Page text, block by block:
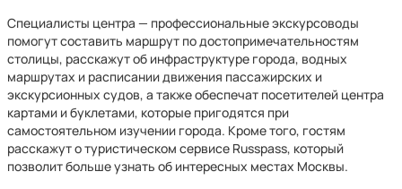
Специалисты центра — профессиональные экскурсоводы
помогут составить маршрут по достопримечательностям
столицы, расскажут об инфраструктуре города, водных
маршрутах и расписании движения пассажирских и
экскурсионных судов, а также обеспечат посетителей центра
картами и буклетами, которые пригодятся при
самостоятельном изучении города. Кроме того, гостям
расскажут о туристическом сервисе Russpass, который
позволит больше узнать об интересных местах Москвы.